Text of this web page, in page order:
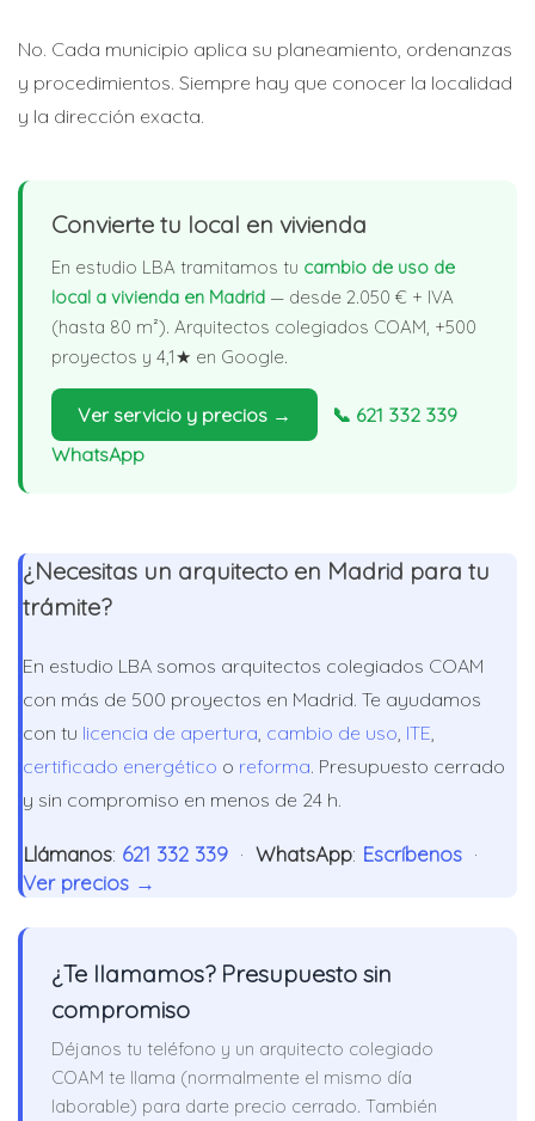
No. Cada municipio aplica su planeamiento, ordenanzas
y procedimientos. Siempre hay que conocer la localidad
y la dirección exacta.
Convierte tu local en vivienda
En estudio LBA tramitamos tu cambio de uso de
local a vivienda en Madrid — desde 2.050 € + IVA
(hasta 80 m²). Arquitectos colegiados COAM, +500
proyectos y 4,1★ en Google.
Ver servicio y precios →
📞 621 332 339
WhatsApp
¿Necesitas un arquitecto en Madrid para tu
trámite?
En estudio LBA somos arquitectos colegiados COAM
con más de 500 proyectos en Madrid. Te ayudamos
con tu licencia de apertura, cambio de uso, ITE,
certificado energético o reforma. Presupuesto cerrado
y sin compromiso en menos de 24 h.
Llámanos: 621 332 339 · WhatsApp: Escríbenos ·
Ver precios →
¿Te llamamos? Presupuesto sin
compromiso
Déjanos tu teléfono y un arquitecto colegiado
COAM te llama (normalmente el mismo día
laborable) para darte precio cerrado. También